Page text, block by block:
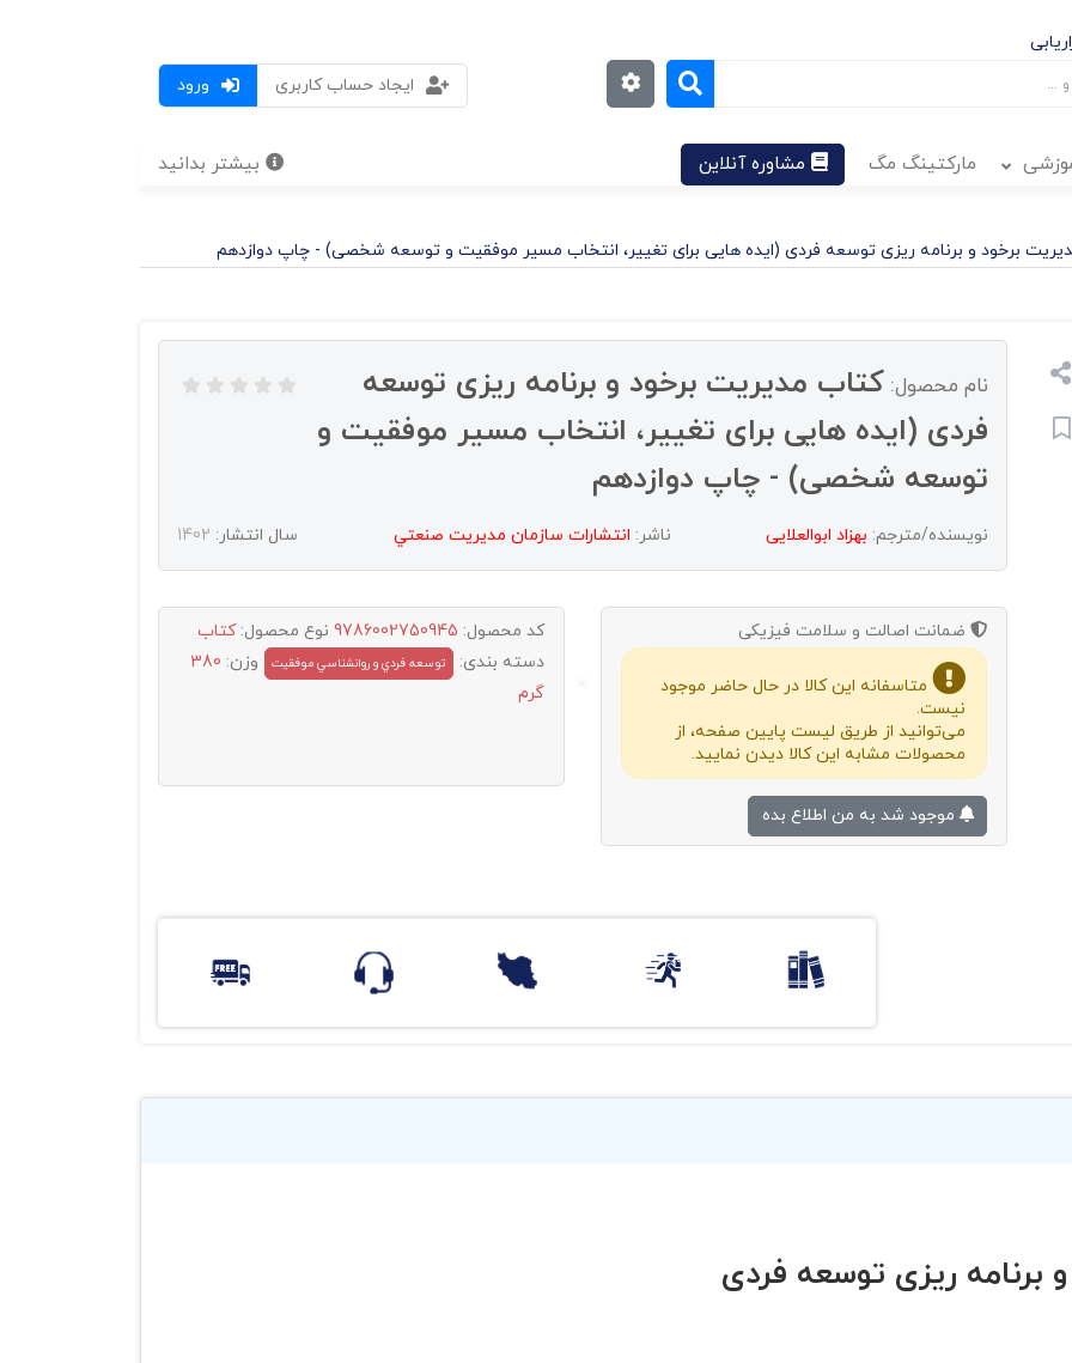
ورود
ایجاد حساب کاربری
مارکتینگ مگ مشاوره آنلاین بیشتر بدانید
برخود و برنامه ریزی توسعه فردی (ایده هایی برای تغییر، انتخاب مسیر موفقیت و توسعه شخصی) - چاپ دوازدهم
نام محصول: کتاب مدیریت برخود و برنامه ریزی توسعه
فردی (ایده هایی برای تغییر، انتخاب مسیر موفقیت و
توسعه شخصی) - چاپ دوازدهم
نویسنده/مترجم: بهزاد ابوالعلایی ناشر: انتشارات سازمان مديريت صنعتي سال انتشار: 1402
ضمانت اصالت و سلامت فیزیکی
متاسفانه این کالا در حال حاضر موجود
نیست.
می‌توانید از طریق لیست پایین صفحه، از
محصولات مشابه این کالا دیدن نمایید.
کد محصول: 9786002750945 نوع محصول:کتاب
دسته بندی:
توسعه فردي و روانشناسي موفقيت وزن: 380
گرم
برنامه ریزی توسعه فردی